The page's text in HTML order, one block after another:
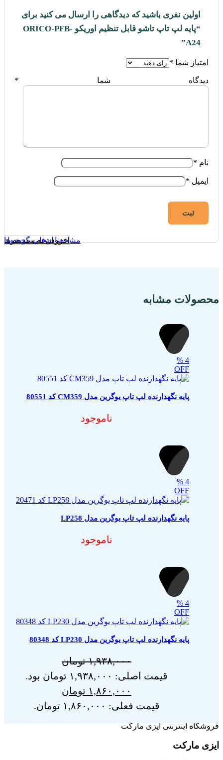
اولین نفری باشید که دیدگاهی را ارسال می کنید برای
“پایه لپ تاپ تاشو قابل تنظیم اوریکو ORICO-PFB-
A24”
امتیاز شما *
دیدگاه شما *
نام *
ایمیل *
محصولات مشابه
4
%
OFF
مشخصات فنی محصول
پایه نگهدارنده لپ تاپ یوگرین مدل CM359 کد 80551
ناموجود
4
%
OFF
انتخاب گزینه ها
پایه نگهدارنده لپ تاپ یوگرین مدل LP258
ناموجود
4
%
OFF
افزودن به سبد خرید
پایه نگهدارنده لپ تاپ یوگرین مدل LP230 کد 80348
۱,۹۳۸,۰۰۰ تومان
قیمت اصلی: ۱,۹۳۸,۰۰۰ تومان بود.
۱,۸۶۰,۰۰۰ تومان
قیمت فعلی: ۱,۸۶۰,۰۰۰ تومان.
فروشگاه اینترنتی ایزی مارکت
ایزی مارکت